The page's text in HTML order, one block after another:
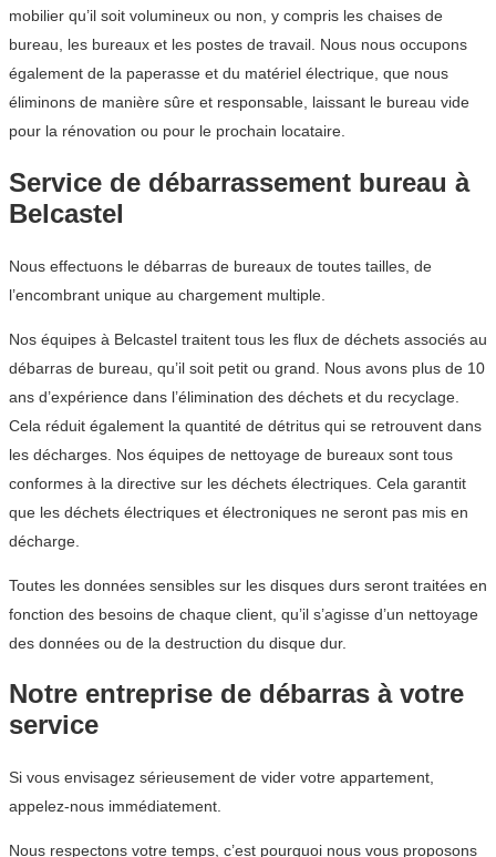
mobilier qu’il soit volumineux ou non, y compris les chaises de
bureau, les bureaux et les postes de travail. Nous nous occupons
également de la paperasse et du matériel électrique, que nous
éliminons de manière sûre et responsable, laissant le bureau vide
pour la rénovation ou pour le prochain locataire.
Service de débarrassement bureau à
Belcastel
Nous effectuons le débarras de bureaux de toutes tailles, de
l’encombrant unique au chargement multiple.
Nos équipes à Belcastel traitent tous les flux de déchets associés au
débarras de bureau, qu’il soit petit ou grand. Nous avons plus de 10
ans d’expérience dans l’élimination des déchets et du recyclage.
Cela réduit également la quantité de détritus qui se retrouvent dans
les décharges. Nos équipes de nettoyage de bureaux sont tous
conformes à la directive sur les déchets électriques. Cela garantit
que les déchets électriques et électroniques ne seront pas mis en
décharge.
Toutes les données sensibles sur les disques durs seront traitées en
fonction des besoins de chaque client, qu’il s’agisse d’un nettoyage
des données ou de la destruction du disque dur.
Notre entreprise de débarras à votre
service
Si vous envisagez sérieusement de vider votre appartement,
appelez-nous immédiatement.
Nous respectons votre temps, c’est pourquoi nous vous proposons